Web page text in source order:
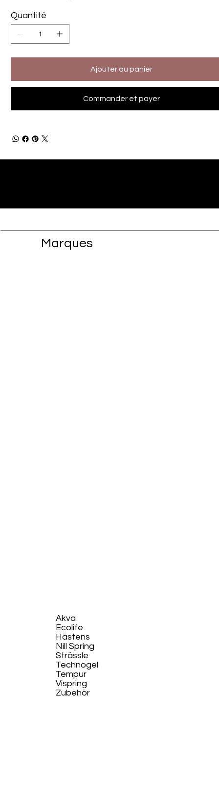
Quantité
Ajouter au panier
Commander et payer
Marques
Akva
Ecolife​
Hästens
Nill Spring
Strässle
Technogel
Tempur
Vispring
Zubehör